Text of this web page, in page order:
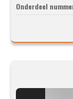
Onderdeel